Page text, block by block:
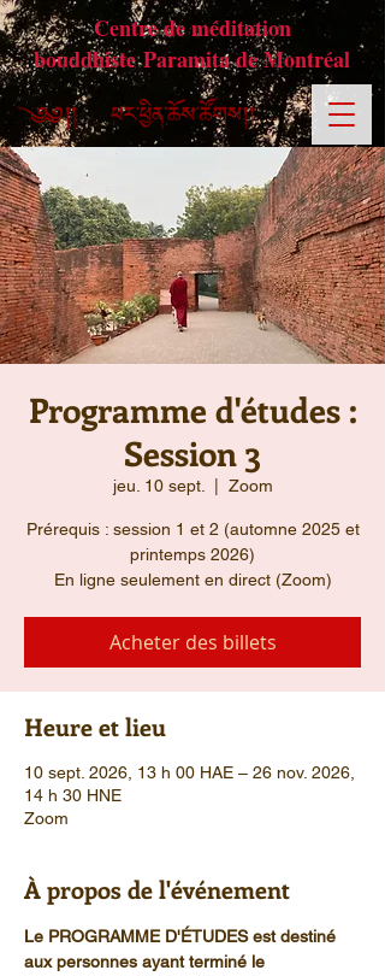
Centre de méditation
bouddhiste Paramita de Montréal
Programme d'études :
Session 3
jeu. 10 sept. Zoom
Prérequis : session 1 et 2 (automne 2025 et
printemps 2026)
En ligne seulement en direct (Zoom)
Acheter des billets
Heure et lieu
10 sept. 2026, 13 h 00 HAE – 26 nov. 2026,
14 h 30 HNE
Zoom
À propos de l'événement
Le PROGRAMME D'ÉTUDES est destiné
aux personnes ayant terminé le